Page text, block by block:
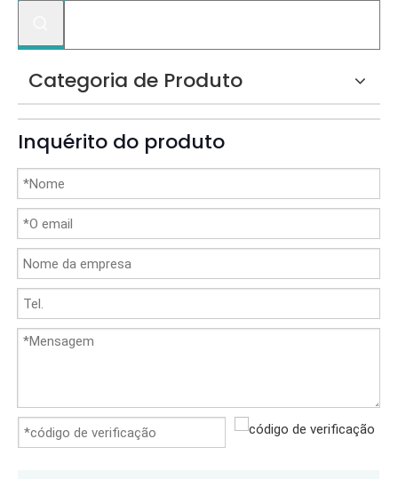
Categoria de Produto
Inquérito do produto